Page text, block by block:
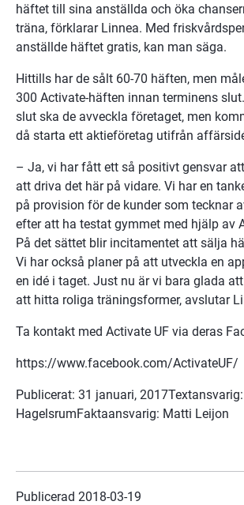
häftet till sina anställda och öka
träna, förklarar Linnea. Med
anställde häftet gratis, kan man säga.
Hittills har de sålt 60-70 häften, men
300 Activate-häften innan terminens
slut ska de avveckla företaget, men
då starta ett aktieföretag utifrån
– Ja, vi har fått ett så positivt gensvar
att driva det här på vidare. Vi har en
på provision för de kunder som tecknar
efter att ha testat gymmet med hjälp av
På det sättet blir incitamentet att sälja
Vi har också planer på att utveckla en
en idé i taget. Just nu är vi bara glada
att hitta roliga träningsformer, avslutar
Ta kontakt med Activate UF via deras
https://www.facebook.com/ActivateUF/
Publicerat: 31 januari,
HagelsrumFaktaansvarig: Matti Leijon
Publicerad 2018-03-19